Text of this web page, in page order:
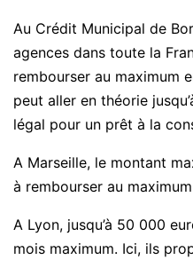
Au Crédit Municipal de
agences dans toute la
rembourser au maximum
peut aller en théorie
légal pour un prêt à la
A Marseille, le montant
à rembourser au
A Lyon, jusqu’à 50 000
mois maximum. Ici, ils